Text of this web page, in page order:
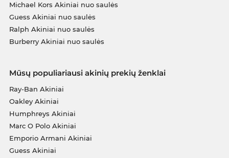
Michael Kors Akiniai nuo saulės
Guess Akiniai nuo saulės
Ralph Akiniai nuo saulės
Burberry Akiniai nuo saulės
Mūsų populiariausi akinių prekių ženklai
Ray-Ban Akiniai
Oakley Akiniai
Humphreys Akiniai
Marc O Polo Akiniai
Emporio Armani Akiniai
Guess Akiniai